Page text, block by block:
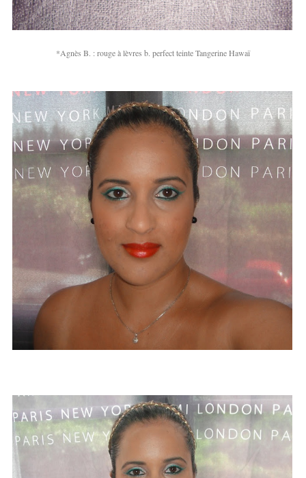
*Agnès B. : rouge à lèvres b. perfect teinte Tangerine Hawaï